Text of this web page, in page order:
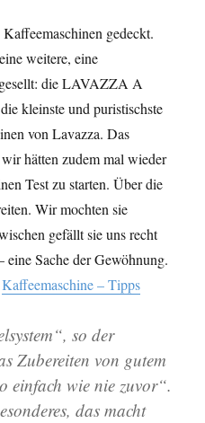
gedeckt.
weitere, eine
die LAVAZZA A
kleinste und puristischste
von Lavazza. Das
hätten zudem mal wieder
Test zu starten. Über die
Wir mochten sie
gefällt sie uns recht
eine Sache der Gewöhnung.
Kaffeemaschine – Tipps
so der
Zubereiten von gutem
einfach wie nie zuvor“.
das macht